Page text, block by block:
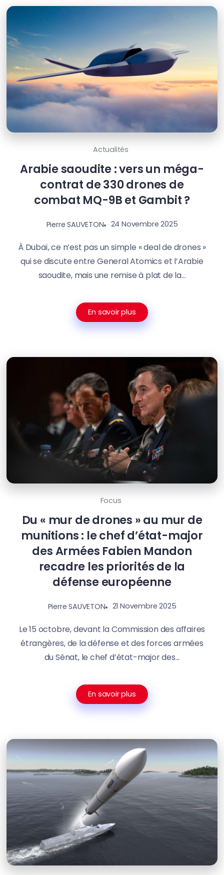
Actualités
Arabie saoudite : vers un méga-
contrat de 330 drones de
combat MQ-9B et Gambit ?
Pierre SAUVETON 24 Novembre 2025
À Dubaï, ce n’est pas un simple « deal de drones »
qui se discute entre General Atomics et l’Arabie
saoudite, mais une remise à plat de la...
En savoir plus
Focus
Du « mur de drones » au mur de
munitions : le chef d’état-major
des Armées Fabien Mandon
recadre les priorités de la
défense européenne
Pierre SAUVETON 21 Novembre 2025
Le 15 octobre, devant la Commission des affaires
étrangères, de la défense et des forces armées
du Sénat, le chef d’état-major des...
En savoir plus